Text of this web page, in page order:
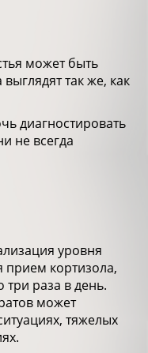
может быть
так же, как
диагностировать
не всегда
уровня
прием кортизола,
раза в день.
может
тяжелых